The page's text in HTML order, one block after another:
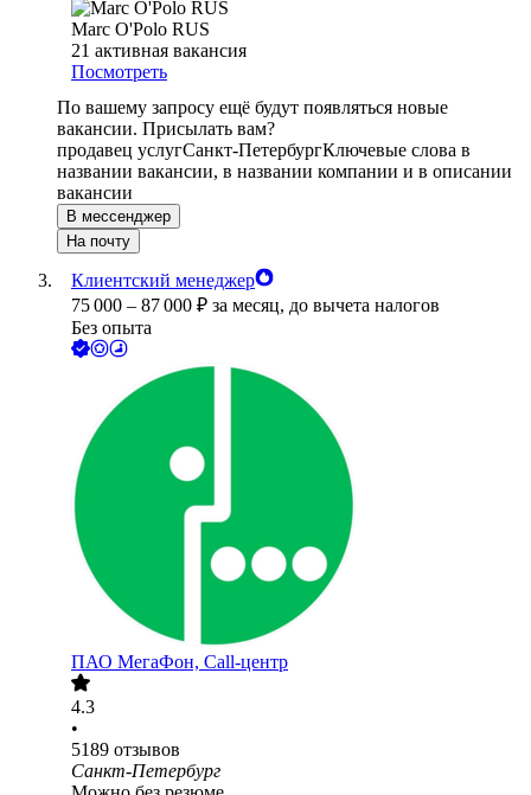
Marc O'Polo RUS
21 активная вакансия
Посмотреть
По вашему запросу ещё будут появляться новые
вакансии. Присылать вам?
продавец услугСанкт-ПетербургКлючевые слова в
названии вакансии, в названии компании и в описании
вакансии
В мессенджер
На почту
Клиентский менеджер
75 000 – 87 000 ₽ за месяц, до вычета налогов
Без опыта
ПАО МегаФон, Call-центр
4.3
•
5189 отзывов
Санкт-Петербург